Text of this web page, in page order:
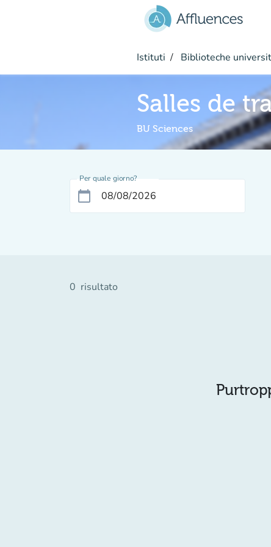
Istituti Biblioteche
Salles de
BU Sciences
Per quale giorno?
calendar_today
0 risultato